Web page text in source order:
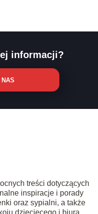
informacji?
treści dotyczących
inspiracje i porady
oraz sypialni, a także
dziecięcego i biura.